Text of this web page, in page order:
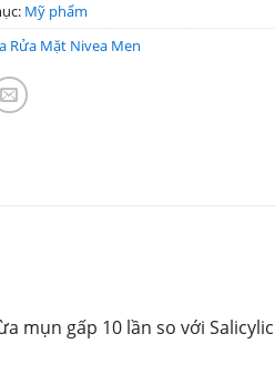
Mỹ phẩm
Rửa Mặt Nivea Men
mụn gấp 10 lần so với